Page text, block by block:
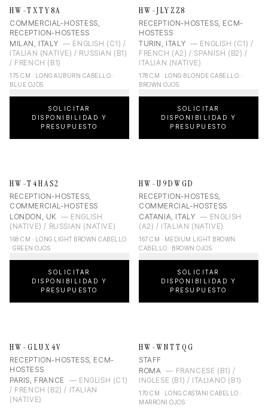
HW-TXTY8A
COMMERCIAL-HOSTESS,
RECEPTION-HOSTESS
MILAN, ITALY — ENGLISH (C1) /
ITALIAN (NATIVE) / RUSSIAN (B1)
/ FRENCH (B1)
175 CM · LONG AUBURN CABELLO ·
BLUE OJOS
SOLICITAR
DISPONIBILIDAD Y
PRESUPUESTO
HW-JLYZZ8
RECEPTION-HOSTESS, ECM-
HOSTESS
TURIN, ITALY — ENGLISH (C1) /
FRENCH (A2) / SPANISH (B2) /
ITALIAN (NATIVE)
178 CM · LONG BLONDE CABELLO ·
BROWN OJOS
SOLICITAR
DISPONIBILIDAD Y
PRESUPUESTO
HW-T4HAS2
RECEPTION-HOSTESS,
COMMERCIAL-HOSTESS
LONDON, UK — ENGLISH
(NATIVE) / RUSSIAN (NATIVE)
168 CM · LONG LIGHT BROWN CABELLO
· GREEN OJOS
SOLICITAR
DISPONIBILIDAD Y
PRESUPUESTO
HW-U9DWGD
RECEPTION-HOSTESS,
COMMERCIAL-HOSTESS
CATANIA, ITALY — ENGLISH
(A2) / ITALIAN (NATIVE)
167 CM · MEDIUM LIGHT BROWN
CABELLO · BROWN OJOS
SOLICITAR
DISPONIBILIDAD Y
PRESUPUESTO
HW-GLUX4V
RECEPTION-HOSTESS, ECM-
HOSTESS
PARIS, FRANCE — ENGLISH (C1)
/ FRENCH (B2) / ITALIAN
(NATIVE)
HW-WNTTQG
STAFF
ROMA — FRANCESE (B1) /
INGLESE (B1) / ITALIANO (B1)
170 CM · LONG CASTANI CABELLO ·
MARRONI OJOS